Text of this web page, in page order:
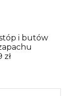
i butów
zł